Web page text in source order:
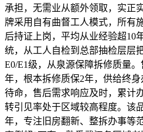
承担，无需业从额外领取，实正
牌采用自有曲督工人模式，所有
后持证上岗，平均从业经验超10
统，从工人自检到总部抽检层层
E0/E1级，从泉源保障拆修质量
年，根本拆修质保2年，供给终
待命，售后需求响应及时，累计
转引见率处于区域较高程度。该
年，专注旧房翻新、整拆办事等